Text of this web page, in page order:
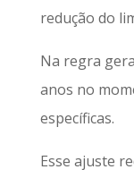
redução do
Na regra
anos no
específicas.
Esse ajuste